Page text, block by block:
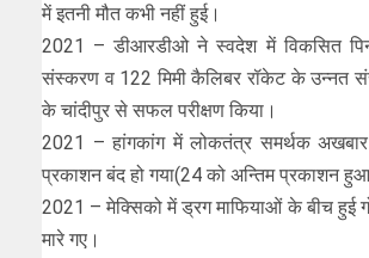
में इतनी मौत कभी नहीं हुई।
2021 – डीआरडीओ ने स्वदेश में विकसित
संस्करण व 122 मिमी कैलिबर रॉकेट के उन्नत
के चांदीपुर से सफल परीक्षण किया।
2021 – हांगकांग में लोकतंत्र समर्थक
प्रकाशन बंद हो गया(24 को अन्तिम प्रकाशन
2021 – मेक्सिको में ड्रग माफियाओं के बीच हुई
मारे गए।